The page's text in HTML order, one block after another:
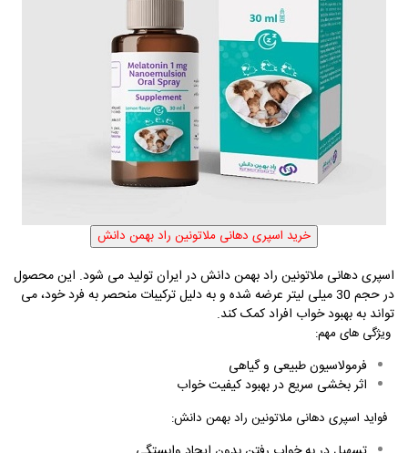
اسپری دهانی ملاتونین راد بهمن دانش در ایران تولید می شود. این محصول
در حجم 30 میلی لیتر عرضه شده و به دلیل ترکیبات منحصر به فرد خود، می
تواند به بهبود خواب افراد کمک کند.
ویژگی های مهم:
فرمولاسیون طبیعی و گیاهی
اثر بخشی سریع در بهبود کیفیت خواب
فواید اسپری دهانی ملاتونین راد بهمن دانش: